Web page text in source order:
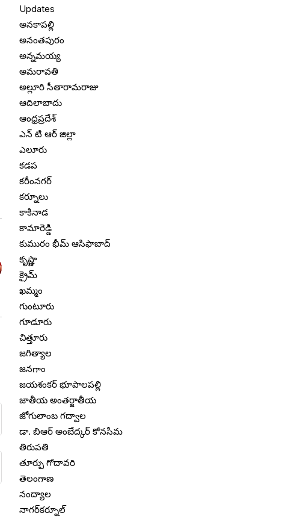
Updates
అనకాపల్లి
అనంతపురం
అన్నమయ్య
అమరావతి
అల్లూరి సీతారామరాజు
ఆదిలాబాదు
ఆంధ్రప్రదేశ్
ఎన్ టి ఆర్ జిల్లా
ఎలూరు
కడప
కరీంనగర్
కర్నూలు
కాకినాడ
కామారెడ్డి
కుమురం భీమ్ ఆసిఫాబాద్
కృష్ణా
క్రైమ్
ఖమ్మం
గుంటూరు
గూడూరు
చిత్తూరు
జగిత్యాల
జనగాం
జయశంకర్ భూపాలపల్లి
జాతీయ అంతర్జాతీయ
జోగులాంబ గద్వాల
డా. బిఆర్ అంబేద్కర్ కోనసీమ
తిరుపతి
తూర్పు గోదావరి
తెలంగాణ
నంద్యాల
నాగర్‌కర్నూల్